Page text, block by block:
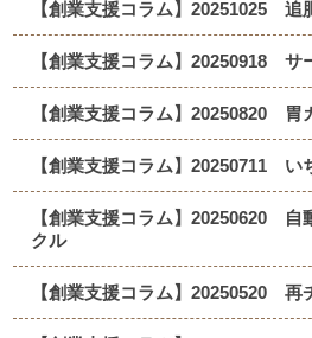
【創業支援コラム】20251025 追
【創業支援コラム】20250918 サ
【創業支援コラム】20250820 胃
【創業支援コラム】20250711 い
【創業支援コラム】20250620 自
クル
【創業支援コラム】20250520 再